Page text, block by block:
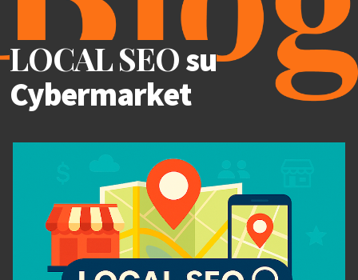
LOCAL SEOsu
Cybermarket